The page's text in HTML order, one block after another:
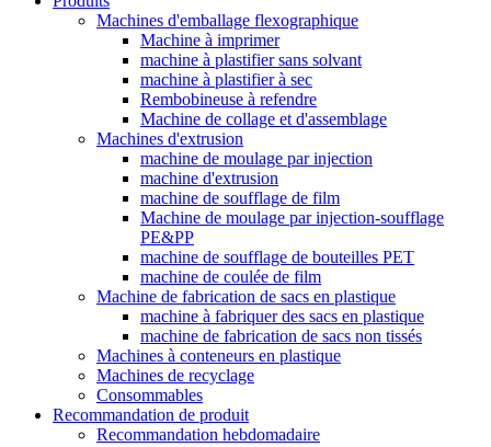
Machines d'emballage flexographique
Machine à imprimer
machine à plastifier sans solvant
machine à plastifier à sec
Rembobineuse à refendre
Machine de collage et d'assemblage
Machines d'extrusion
machine de moulage par injection
machine d'extrusion
machine de soufflage de film
Machine de moulage par injection-soufflage
PE&PP
machine de soufflage de bouteilles PET
machine de coulée de film
Machine de fabrication de sacs en plastique
machine à fabriquer des sacs en plastique
machine de fabrication de sacs non tissés
Machines à conteneurs en plastique
Machines de recyclage
Consommables
Recommandation de produit
Recommandation hebdomadaire